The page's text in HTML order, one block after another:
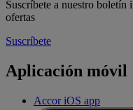
Suscríbete a nuestro
ofertas
Suscríbete
Aplicación móvil
Accor iOS app